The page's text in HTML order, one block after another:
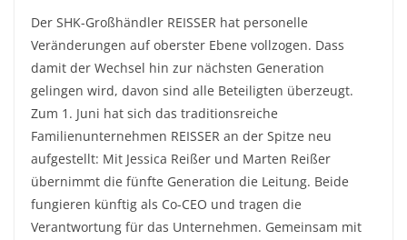
Der SHK-Großhändler REISSER hat personelle
Veränderungen auf oberster Ebene vollzogen. Dass
damit der Wechsel hin zur nächsten Generation
gelingen wird, davon sind alle Beteiligten überzeugt.
Zum 1. Juni hat sich das traditionsreiche
Familienunternehmen REISSER an der Spitze neu
aufgestellt: Mit Jessica Reißer und Marten Reißer
übernimmt die fünfte Generation die Leitung. Beide
fungieren künftig als Co-CEO und tragen die
Verantwortung für das Unternehmen. Gemeinsam mit